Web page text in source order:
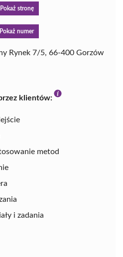
Pokaż stronę
Pokaż numer
Rynek 7/5, 66-400 Gorzów
klientów:
metod
i zadania